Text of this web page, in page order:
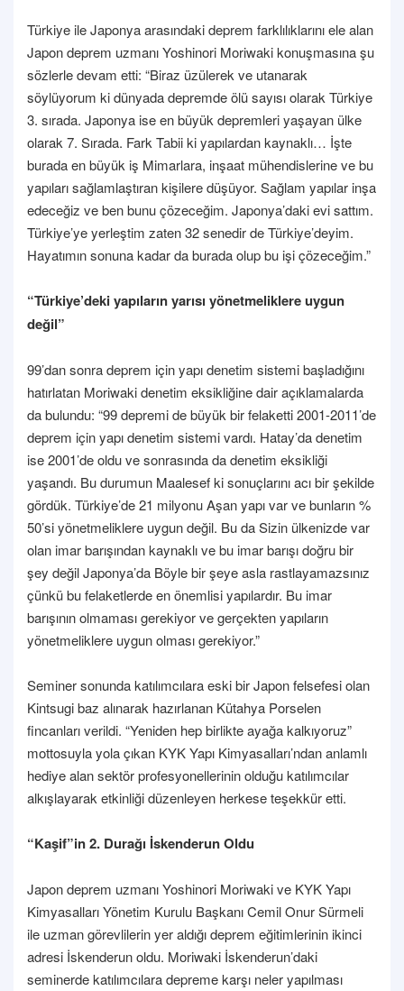
Türkiye ile Japonya arasındaki deprem farklılıklarını ele alan
Japon deprem uzmanı Yoshinori Moriwaki konuşmasına şu
sözlerle devam etti: “Biraz üzülerek ve utanarak
söylüyorum ki dünyada depremde ölü sayısı olarak Türkiye
3. sırada. Japonya ise en büyük depremleri yaşayan ülke
olarak 7. Sırada. Fark Tabii ki yapılardan kaynaklı… İşte
burada en büyük iş Mimarlara, inşaat mühendislerine ve bu
yapıları sağlamlaştıran kişilere düşüyor. Sağlam yapılar inşa
edeceğiz ve ben bunu çözeceğim. Japonya’daki evi sattım.
Türkiye’ye yerleştim zaten 32 senedir de Türkiye’deyim.
Hayatımın sonuna kadar da burada olup bu işi çözeceğim.”
“Türkiye’deki yapıların yarısı yönetmeliklere uygun
değil”
99’dan sonra deprem için yapı denetim sistemi başladığını
hatırlatan Moriwaki denetim eksikliğine dair açıklamalarda
da bulundu: “99 depremi de büyük bir felaketti 2001-2011’de
deprem için yapı denetim sistemi vardı. Hatay’da denetim
ise 2001’de oldu ve sonrasında da denetim eksikliği
yaşandı. Bu durumun Maalesef ki sonuçlarını acı bir şekilde
gördük. Türkiye’de 21 milyonu Aşan yapı var ve bunların %
50’si yönetmeliklere uygun değil. Bu da Sizin ülkenizde var
olan imar barışından kaynaklı ve bu imar barışı doğru bir
şey değil Japonya’da Böyle bir şeye asla rastlayamazsınız
çünkü bu felaketlerde en önemlisi yapılardır. Bu imar
barışının olmaması gerekiyor ve gerçekten yapıların
yönetmeliklere uygun olması gerekiyor.”
Seminer sonunda katılımcılara eski bir Japon felsefesi olan
Kintsugi baz alınarak hazırlanan Kütahya Porselen
fincanları verildi. “Yeniden hep birlikte ayağa kalkıyoruz”
mottosuyla yola çıkan KYK Yapı Kimyasalları’ndan anlamlı
hediye alan sektör profesyonellerinin olduğu katılımcılar
alkışlayarak etkinliği düzenleyen herkese teşekkür etti.
“Kaşif”in 2. Durağı İskenderun Oldu
Japon deprem uzmanı Yoshinori Moriwaki ve KYK Yapı
Kimyasalları Yönetim Kurulu Başkanı Cemil Onur Sürmeli
ile uzman görevlilerin yer aldığı deprem eğitimlerinin ikinci
adresi İskenderun oldu. Moriwaki İskenderun’daki
seminerde katılımcılara depreme karşı neler yapılması